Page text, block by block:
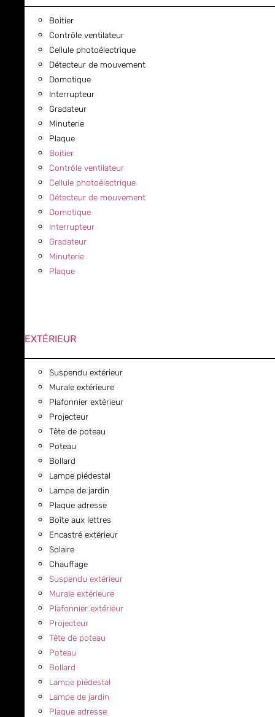
Boitier
Contrôle ventilateur
Cellule photoélectrique
Détecteur de mouvement
Domotique
Interrupteur
Gradateur
Minuterie
Plaque
Boitier
Contrôle ventilateur
Cellule photoélectrique
Détecteur de mouvement
Domotique
Interrupteur
Gradateur
Minuterie
Plaque
EXTÉRIEUR
Suspendu extérieur
Murale extérieure
Plafonnier extérieur
Projecteur
Tête de poteau
Poteau
Bollard
Lampe piédestal
Lampe de jardin
Plaque adresse
Boîte aux lettres
Encastré extérieur
Solaire
Chauffage
Suspendu extérieur
Murale extérieure
Plafonnier extérieur
Projecteur
Tête de poteau
Poteau
Bollard
Lampe piédestal
Lampe de jardin
Plaque adresse